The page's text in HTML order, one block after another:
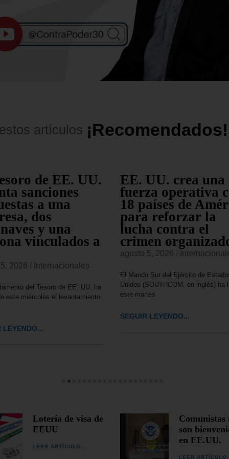
artículos ¡Recomendados!
de EE. UU.
sanciones
a una
dos
y una
vinculados a
2026 Internacionales
del Tesoro de EE. UU. ha
este miércoles el levantamiento
LEYENDO...
EE. UU. crea una
fuerza operativa
18 países de
para reforzar la
lucha contra el
crimen
agosto 5, 2026
El Mando Sur del Ejército de
Unidos (SOUTHCOM, en inglés) ha
este martes
SEGUIR LEYENDO...
Lotería de visa de
EEUU
LEER ARTÍCULO...
Comunistas
son
en EE.UU.
LEER